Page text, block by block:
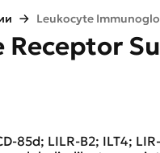
Leukocyte
85d; LILR-B2; ILT4;